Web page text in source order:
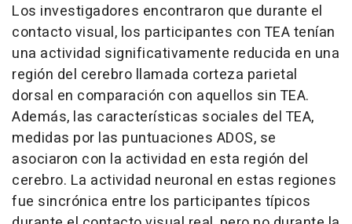
Los investigadores encontraron que durante el
contacto visual, los participantes con TEA tenían
una actividad significativamente reducida en una
región del cerebro llamada corteza parietal
dorsal en comparación con aquellos sin TEA.
Además, las características sociales del TEA,
medidas por las puntuaciones ADOS, se
asociaron con la actividad en esta región del
cerebro. La actividad neuronal en estas regiones
fue sincrónica entre los participantes típicos